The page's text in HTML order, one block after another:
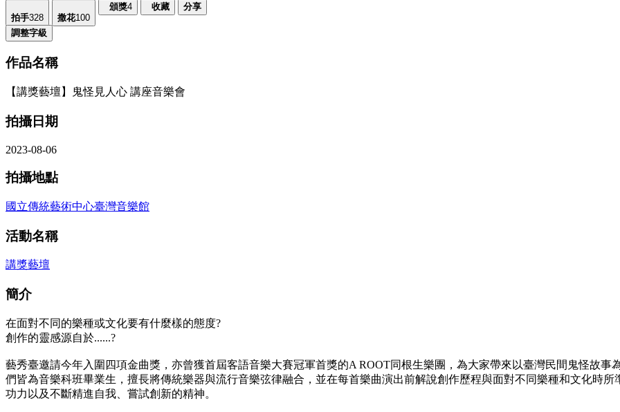
拍手328 撒花100
頒獎4 收藏 分享
調整字級
作品名稱
【講獎藝壇】鬼怪見人心 講座音樂會
拍攝日期
2023-08-06
拍攝地點
國立傳統藝術中心臺灣音樂館
活動名稱
講獎藝壇
簡介
在面對不同的樂種或文化要有什麼樣的態度?
創作的靈感源自於......?
藝秀臺邀請今年入圍四項金曲獎，亦曾獲首屆客語音樂大賽冠軍首獎的A ROOT同根生樂團，為大家帶來以臺灣民間鬼怪故
們皆為音樂科班畢業生，擅長將傳統樂器與流行音樂弦律融合，並在每首樂曲演出前解說創作歷程與面對不同樂種和文化時
功力以及不斷精進自我、嘗試創新的精神。